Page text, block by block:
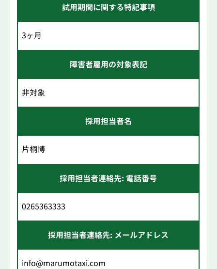
試用期間に関する特記事項
3ヶ月
障害者雇用の対象表記
非対象
採用担当者名
片桐博
採用担当者連絡先: 電話番号
0265363333
採用担当者連絡先: メールアドレス
info@marumotaxi.com